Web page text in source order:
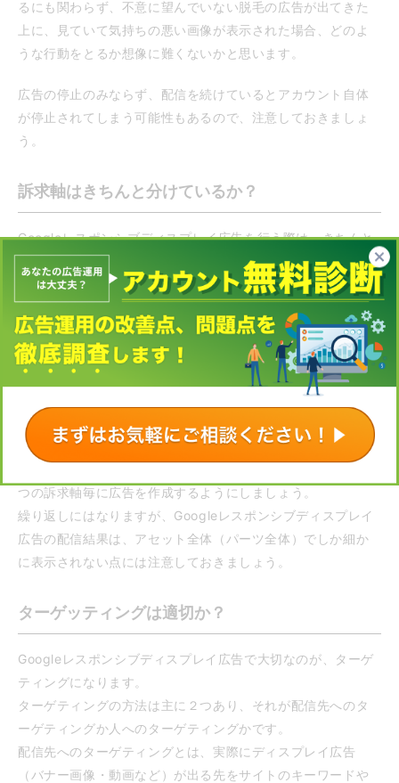
るにも関わらず、不意に望んでいない脱毛の広告が出てきた
上に、見ていて気持ちの悪い画像が表示された場合、どのよ
うな行動をとるか想像に難くないかと思います。
広告の停止のみならず、配信を続けているとアカウント自体
が停止されてしまう可能性もあるので、注意しておきましょ
う。
訴求軸はきちんと分けているか？
Googleレスポンシブディスプレイ広告を行う際は、きちんと
広告の訴求軸や検証の軸を意識することが大切です。
というのも、広告の運用を行う際は各パーツの入稿のみとな
っており、実際に配信された広告の結果は、全パーツを合わ
せた数値として詳細（表示回数やクリック数、コスト、コン
バージョン率など）に把握できます。
しかし、各パーツとして入れた画像、見出し、説明文の表示
回数やクリック数など、それぞれの個別の細かな数値は表示
されません。
そのため、1つのレスポンシブディスプレイ広告にいくつもの
つの訴求軸毎に広告を作成するようにしましょう。
繰り返しにはなりますが、Googleレスポンシブディスプレイ
広告の配信結果は、アセット全体（パーツ全体）でしか細か
に表示されない点には注意しておきましょう。
ターゲッティングは適切か？
Googleレスポンシブディスプレイ広告で大切なのが、ターゲ
ティングになります。
ターゲティングの方法は主に２つあり、それが配信先へのタ
ーゲティングか人へのターゲティングかです。
配信先へのターゲティングとは、実際にディスプレイ広告
（バナー画像・動画など）が出る先をサイトのキーワードや